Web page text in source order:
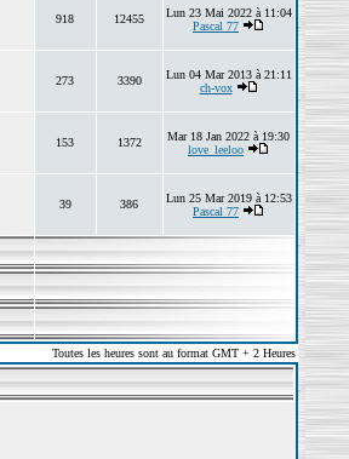
918 12455
Lun 23 Mai 2022 à 11:04
Pascal 77
273 3390
Lun 04 Mar 2013 à 21:11
ch-vox
153 1372
Mar 18 Jan 2022 à 19:30
love_leeloo
39 386
Lun 25 Mar 2019 à 12:53
Pascal 77
Toutes les heures sont au format GMT + 2 Heures